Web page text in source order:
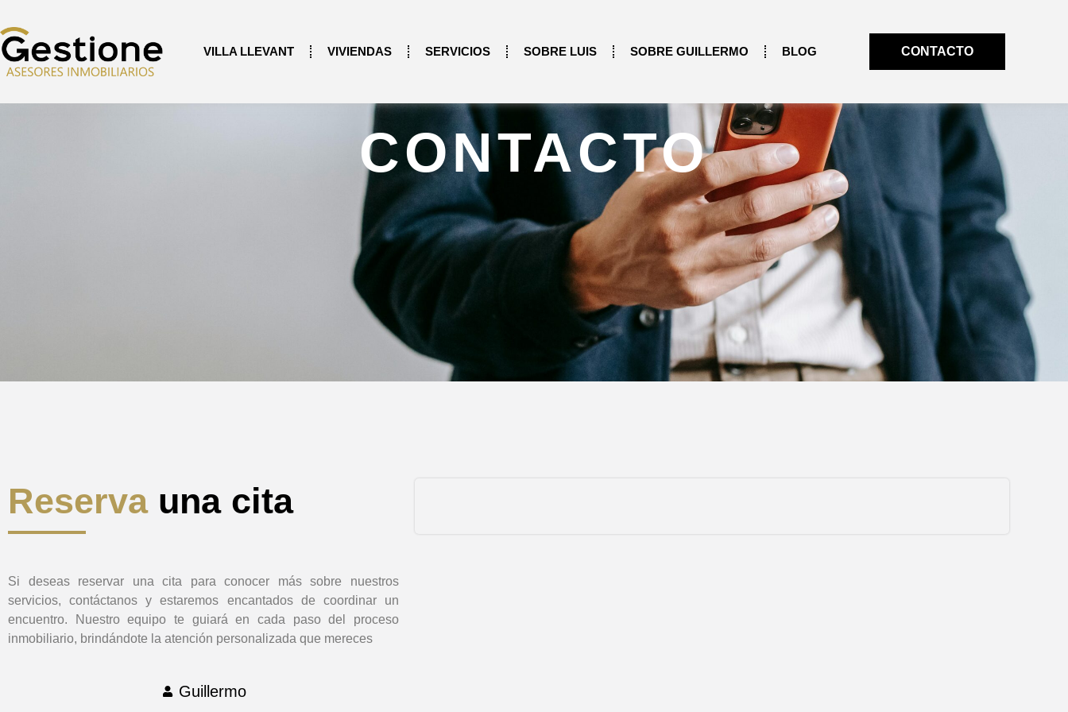
VILLA LLEVANT VIVIENDAS SERVICIOS SOBRE LUIS SOBRE GUILLERMO BLOG CONTACTO
CONTACTO
Reservauna cita
Si deseas reservar una cita para conocer más sobre nuestros
servicios, contáctanos y estaremos encantados de coordinar un
encuentro. Nuestro equipo te guiará en cada paso del proceso
inmobiliario, brindándote la atención personalizada que mereces
Guillermo